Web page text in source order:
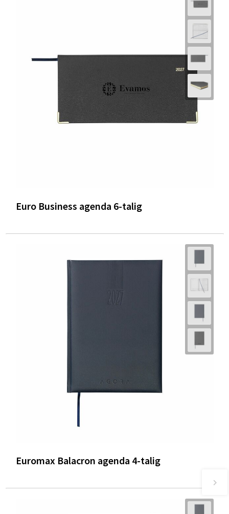
Euro Business agenda 6-talig
Euromax Balacron agenda 4-talig